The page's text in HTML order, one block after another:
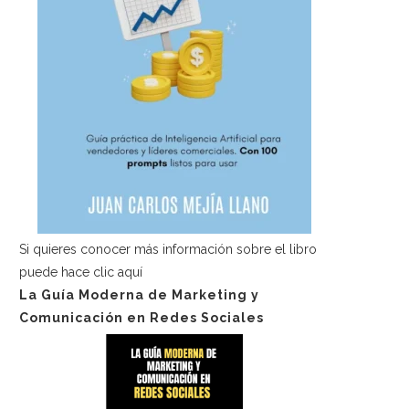
Si quieres conocer más información sobre el libro
puede hace clic aquí
La Guía Moderna de Marketing y
Comunicación en Redes Sociales